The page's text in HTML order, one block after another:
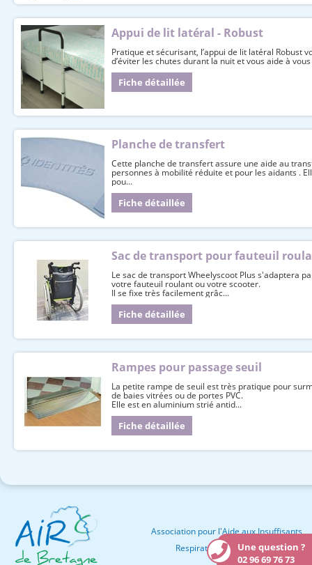
Appui de lit latéral - Robust
Pratique et sécurisant, l’appui de lit latéral Robust
d’éviter les chutes durant la nuit et vous aide à
Fiche détaillée
Planche de transfert
Cette planche de transfert assure une aide au
personnes à mobilité réduite et pour les aidants .
pou...
Fiche détaillée
Sac de transport pour fauteuil
Le sac de transport Wheelyscoot Plus s'adaptera
votre fauteuil roulant ou votre scooter.
Il se fixe très facilement grâc...
Fiche détaillée
Rampes pour passage seuil
La petite rampe de seuil est très pratique pour
de baies vitrées ou de portes PVC.
Elle est en aluminium strié antid...
Fiche détaillée
Association pour l'Aide aux Insuffisants
Respiratoires de Bretagne
Une question ?
02 96 69 76 73